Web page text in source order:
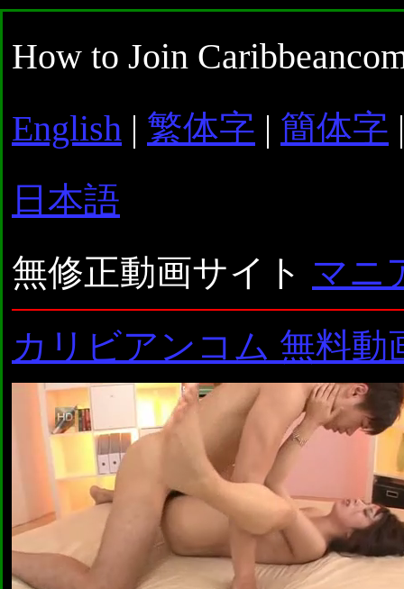
How to Join
English | 繁体字 | 簡体字
日本語
無修正動画サイト マニ
カリビアンコム 無料動